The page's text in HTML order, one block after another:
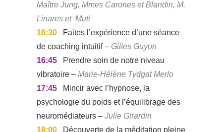
Maître Jung, Mmes Carones et Blandin, M.
Linares et Muti
16:30
Faites l’expérience d’une séance
de coaching intuitif – Gilles Guyon
16:45
Prendre soin de notre niveau
vibratoire – Marie-Hélène Tydgat Merlo
17:45
Mincir avec l’hypnose, la
psychologie du poids et l’équilibrage des
neuromédiateurs – Julie Girardin
18:00
Découverte de la méditation pleine